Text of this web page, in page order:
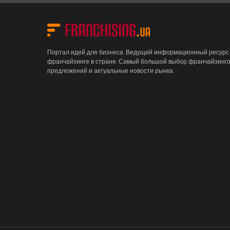
Портал идей для бизнеса. Ведущий информационный ресурс
франчайзинге в стране. Самый большой выбор
предложений и актуальные новости рынка.